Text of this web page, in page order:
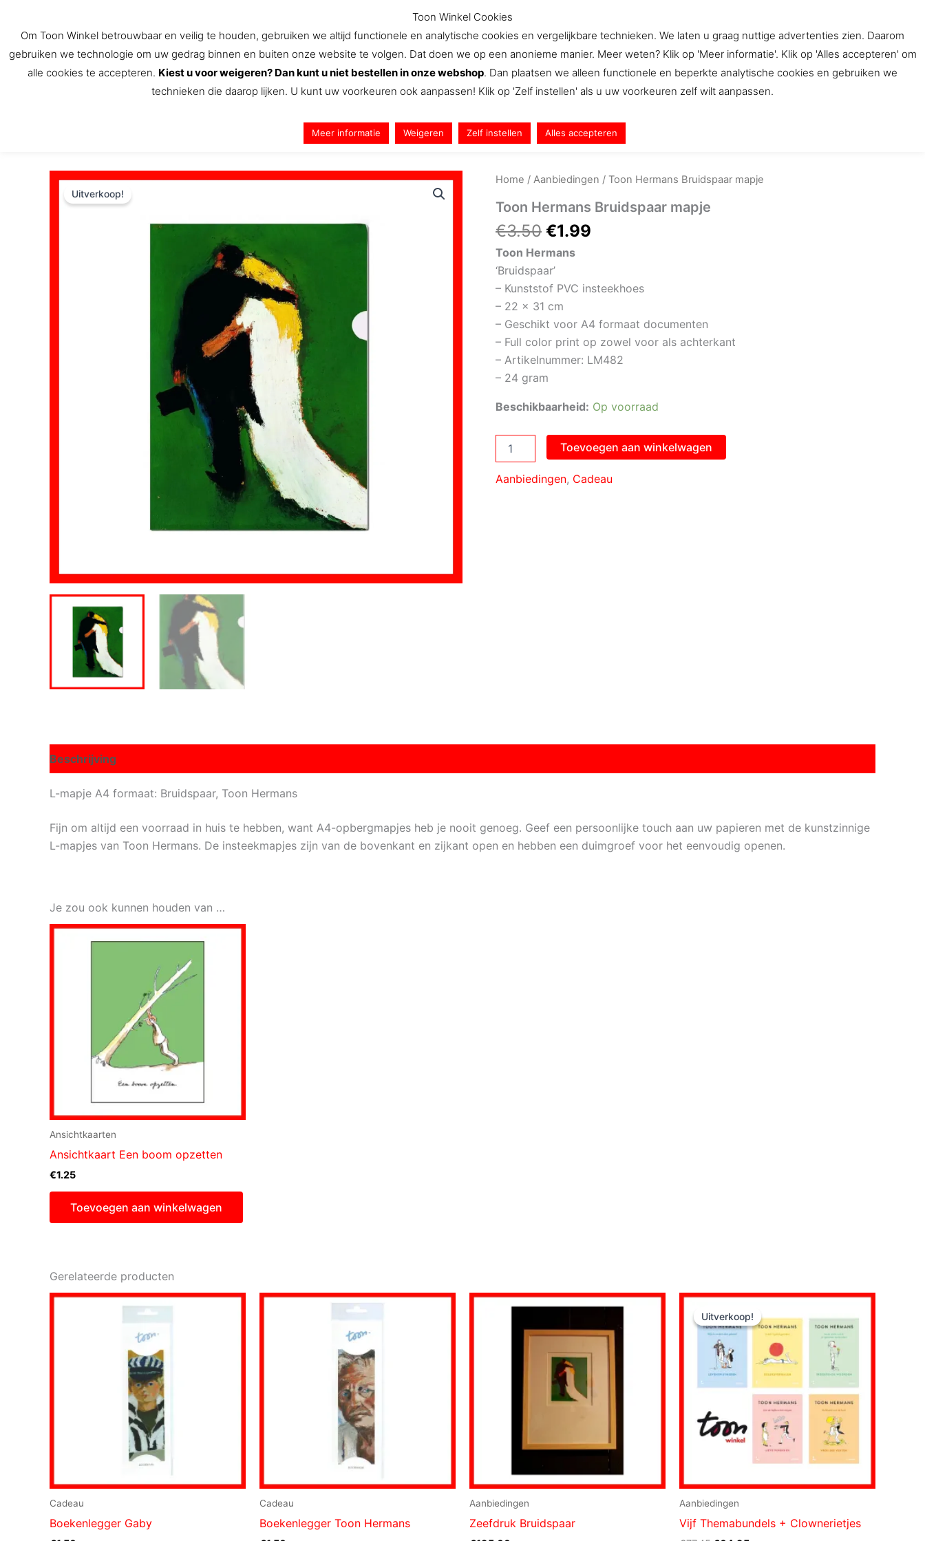
inhoud
Aanbiedingen Contact
Uitverkoop!
Home / Aanbiedingen / Toon Hermans Bruidspaar mapje
Toon Hermans Bruidspaar mapje
€3.50 Oorspronkelijke
prijs
was:
€3.50.
€1.99
€1.99.
Toon Hermans
‘Bruidspaar’
– Kunststof PVC insteekhoes
– 22 x 31 cm
– Geschikt voor A4 formaat documenten
– Full color print op zowel voor als achterkant
– Artikelnummer: LM482
– 24 gram
Beschikbaarheid: Op voorraad
Hermans
mapje
Toevoegen aan winkelwagen
Aanbiedingen, Cadeau
Beschrijving
L-mapje A4 formaat: Bruidspaar, Toon Hermans
Fijn om altijd een voorraad in huis te hebben, want A4-opbergmapjes heb je nooit genoeg. Geef een persoonlijke touch aan uw papieren met de kunstzinnige
L-mapjes van Toon Hermans. De insteekmapjes zijn van de bovenkant en zijkant open en hebben een duimgroef voor het eenvoudig openen.
Je zou ook kunnen houden van …
Ansichtkaarten
Ansichtkaart Een boom opzetten
€1.25
Toevoegen aan winkelwagen
Gerelateerde producten
Cadeau
Boekenlegger Gaby
Cadeau
Boekenlegger Toon Hermans
Aanbiedingen
Zeefdruk Bruidspaar
Uitverkoop!
Uitverkoop!
Aanbiedingen
Vijf Themabundels + Clownerietjes
Toon Winkel Cookies
Om Toon Winkel betrouwbaar en veilig te houden, gebruiken we altijd functionele en analytische cookies en vergelijkbare technieken. We laten u graag nuttige advertenties zien. Daarom
gebruiken we technologie om uw gedrag binnen en buiten onze website te volgen. Dat doen we op een anonieme manier. Meer weten? Klik op 'Meer informatie'. Klik op 'Alles accepteren' om
alle cookies te accepteren. Kiest u voor weigeren? Dan kunt u niet bestellen in onze webshop. Dan plaatsen we alleen functionele en beperkte analytische cookies en gebruiken we
technieken die daarop lijken. U kunt uw voorkeuren ook aanpassen! Klik op 'Zelf instellen' als u uw voorkeuren zelf wilt aanpassen.
Meer informatie Weigeren Zelf instellen Alles accepteren
€3.50.€1.99.